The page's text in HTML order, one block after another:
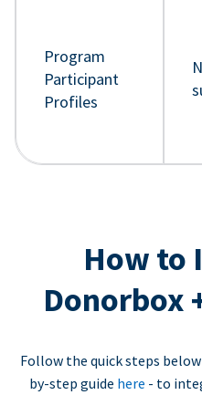
Program
Participant
Profiles
How to
Donorbox
Follow the quick steps
by-step guide here - to